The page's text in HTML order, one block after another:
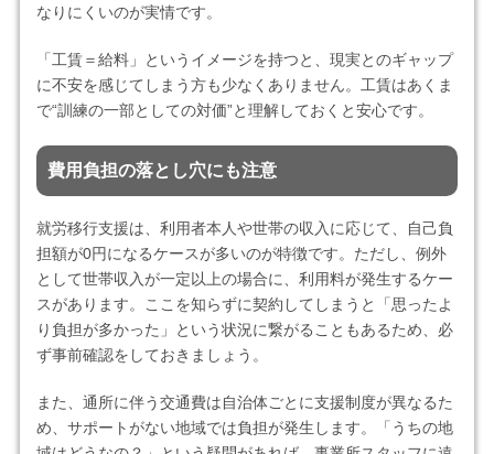
なりにくいのが実情です。
「工賃＝給料」というイメージを持つと、現実とのギャップ
に不安を感じてしまう方も少なくありません。工賃はあくま
で“訓練の一部としての対価”と理解しておくと安心です。
費用負担の落とし穴にも注意
就労移行支援は、利用者本人や世帯の収入に応じて、自己負
担額が0円になるケースが多いのが特徴です。ただし、例外
として世帯収入が一定以上の場合に、利用料が発生するケー
スがあります。ここを知らずに契約してしまうと「思ったよ
り負担が多かった」という状況に繋がることもあるため、必
ず事前確認をしておきましょう。
また、通所に伴う交通費は自治体ごとに支援制度が異なるた
め、サポートがない地域では負担が発生します。「うちの地